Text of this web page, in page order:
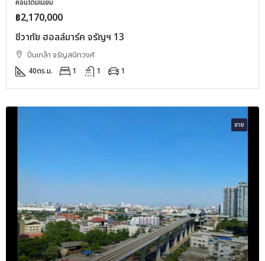
คอนโดมิเนียม
฿2,170,000
ชีวาทัย ฮอลล์มาร์ค จรัญฯ 13
ปิ่นเกล้า จรัญสนิทวงศ์
40ตร.ม. 1 1 1
ขาย